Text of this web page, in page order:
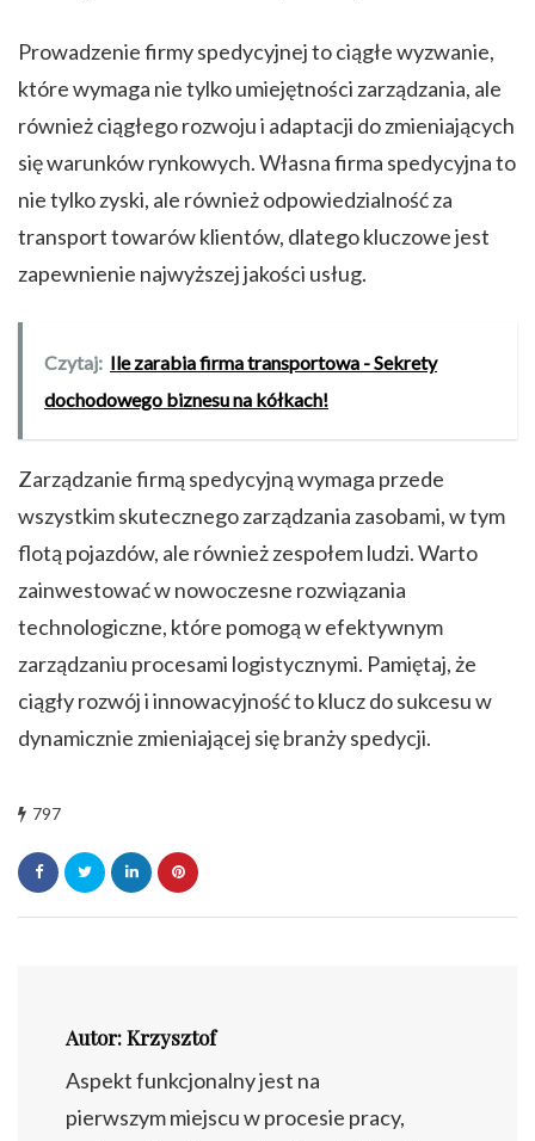
Prowadzenie firmy spedycyjnej to ciągłe wyzwanie,
które wymaga nie tylko umiejętności zarządzania, ale
również ciągłego rozwoju i adaptacji do zmieniających
się warunków rynkowych. Własna firma spedycyjna to
nie tylko zyski, ale również odpowiedzialność za
transport towarów klientów, dlatego kluczowe jest
zapewnienie najwyższej jakości usług.
Czytaj: Ile zarabia firma transportowa - Sekrety
dochodowego biznesu na kółkach!
Zarządzanie firmą spedycyjną wymaga przede
wszystkim skutecznego zarządzania zasobami, w tym
flotą pojazdów, ale również zespołem ludzi. Warto
zainwestować w nowoczesne rozwiązania
technologiczne, które pomogą w efektywnym
zarządzaniu procesami logistycznymi. Pamiętaj, że
ciągły rozwój i innowacyjność to klucz do sukcesu w
dynamicznie zmieniającej się branży spedycji.
797
Autor: Krzysztof
Aspekt funkcjonalny jest na
pierwszym miejscu w procesie pracy,